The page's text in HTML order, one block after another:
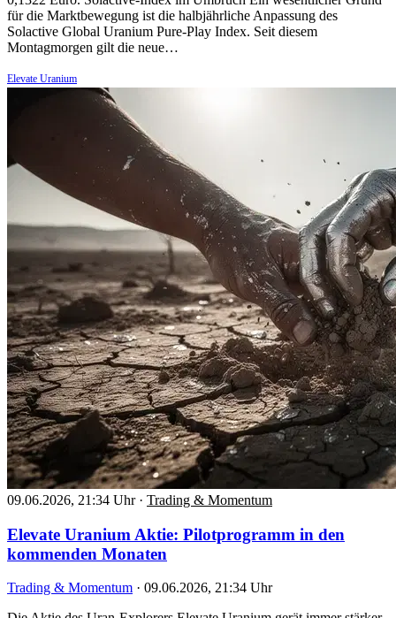
für die Marktbewegung ist die halbjährliche Anpassung des
Solactive Global Uranium Pure-Play Index. Seit diesem
Montagmorgen gilt die neue…
Elevate Uranium
09.06.2026, 21:34 Uhr · Trading & Momentum
Elevate Uranium Aktie: Pilotprogramm in den
kommenden Monaten
Trading & Momentum · 09.06.2026, 21:34 Uhr